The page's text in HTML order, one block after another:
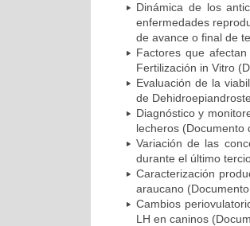
Dinámica de los
enfermedades
de avance o final de
Factores que
Fertilización in Vitro
Evaluación de la
de
Diagnóstico y
lecheros (Documento
Variación de las
durante el último
Caracterización
araucano
Cambios
LH en caninos